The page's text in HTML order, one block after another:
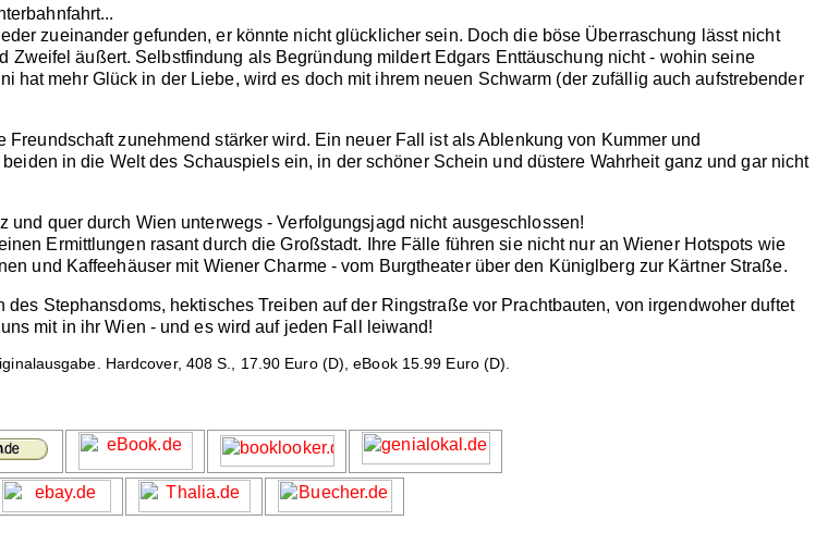
zueinander gefunden, er könnte nicht glücklicher sein. Doch die böse Überraschung lässt nicht
Zweifel äußert. Selbstfindung als Begründung mildert Edgars Enttäuschung nicht - wohin seine
hat mehr Glück in der Liebe, wird es doch mit ihrem neuen Schwarm (der zufällig auch aufstrebender
zunehmend stärker wird. Ein neuer Fall ist als Ablenkung von Kummer und
in die Welt des Schauspiels ein, in der schöner Schein und düstere Wahrheit ganz und gar nicht
und quer durch Wien unterwegs - Verfolgungsjagd nicht ausgeschlossen!
Ermittlungen rasant durch die Großstadt. Ihre Fälle führen sie nicht nur an Wiener Hotspots wie
und Kaffeehäuser mit Wiener Charme - vom Burgtheater über den Küniglberg zur Kärtner Straße.
Stephansdoms, hektisches Treiben auf der Ringstraße vor Prachtbauten, von irgendwoher duftet
mit in ihr Wien - und es wird auf jeden Fall leiwand!
Hardcover, 408 S., 17.90 Euro (D), eBook 15.99 Euro (D).